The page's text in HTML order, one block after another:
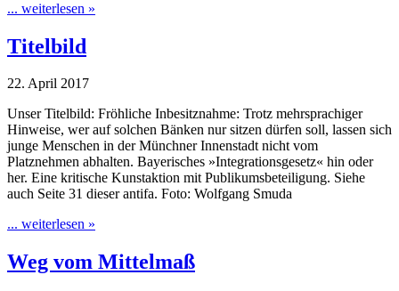
... weiterlesen »
Titelbild
22. April 2017
Unser Titelbild: Fröhliche Inbesitznahme: Trotz mehrsprachiger
Hinweise, wer auf solchen Bänken nur sitzen dürfen soll, lassen sich
junge Menschen in der Münchner Innenstadt nicht vom
Platznehmen abhalten. Bayerisches »Integrationsgesetz« hin oder
her. Eine kritische Kunstaktion mit Publikumsbeteiligung. Siehe
auch Seite 31 dieser antifa. Foto: Wolfgang Smuda
... weiterlesen »
Weg vom Mittelmaß